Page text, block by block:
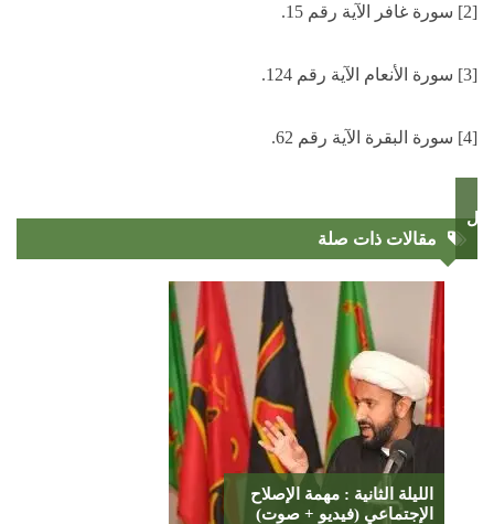
[2] سورة غافر الآية رقم 15.
[3] سورة الأنعام الآية رقم 124.
[4] سورة البقرة الآية رقم 62.
مقالات ذات صلة
الليلة الثانية : مهمة الإصلاح
الإجتماعي (فيديو + صوت)